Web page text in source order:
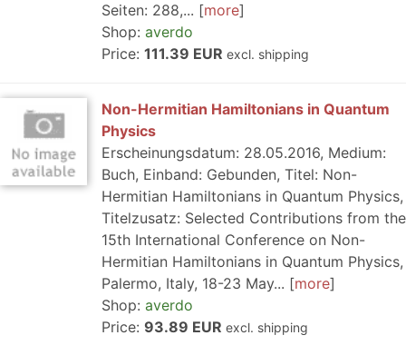
Seiten: 288,...
more
Shop: averdo
Price: 111.39 EUR excl. shipping
Non-Hermitian Hamiltonians in Quantum
Physics
Erscheinungsdatum: 28.05.2016, Medium:
Buch, Einband: Gebunden, Titel: Non-
Hermitian Hamiltonians in Quantum Physics,
Titelzusatz: Selected Contributions from the
15th International Conference on Non-
Hermitian Hamiltonians in Quantum Physics,
Palermo, Italy, 18-23 May...
more
Shop: averdo
Price: 93.89 EUR excl. shipping